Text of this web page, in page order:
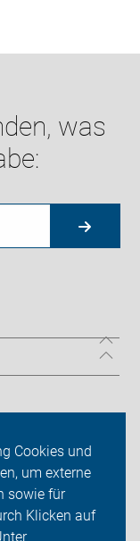
Cookies und
um externe
sowie für
Klicken auf
was